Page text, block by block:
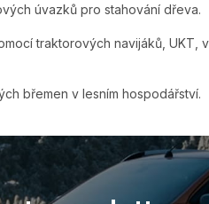
úvazků pro stahování dřeva.
traktorových navijáků, UKT,
břemen v lesním hospodářství.